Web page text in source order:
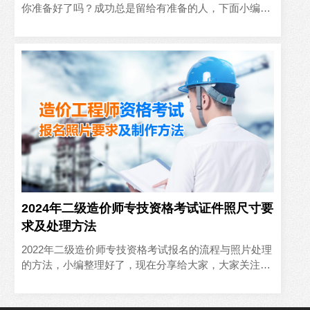
你准备好了吗？成功总是留给有准备的人，下面小编就
2024年二级造价师专技资格考试证件照尺寸要
求及处理方法
2022年二级造价师专技资格考试报名的流程与照片处理
的方法，小编整理好了，现在分享给大家，大家关注收